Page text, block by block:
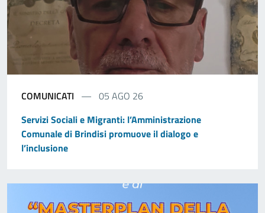
COMUNICATI
05 AGO 26
Servizi Sociali e Migranti: l’Amministrazione
Comunale di Brindisi promuove il dialogo e
l’inclusione